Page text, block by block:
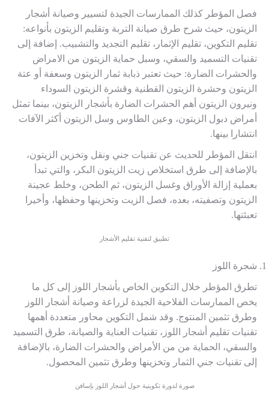
فصل المؤطر كذلك الممارسات الجيدة لتسيير وصيانة أشجار
الزيتون، حيث شرح طرق صيانة التربة وتقليم الزيتون بأنواعه:
تقليم التكوين، تقليم الإثمار، تقليم التجديد والتشبيب. إضافة إلى
تقنيات التسميد والسقي، وسبل حماية الزيتون من الامراض
والحشرات الضارة: حيث تعتبر ذبابة ثمار الزيتون وسعفة أو عتة
الزيتون وحشرة الزيتون القطنية وقشرة الزيتون السوداء
ونيرون الزيتون أهم الحشرات الضارة بأشجار الزيتون، بينما تمثل
أمراض دبول الزيتون، وعين الطاوس وسل الزيتون أكثر الآفات
انتشارا بينها.
انتقل المؤطر للحديث عن تقنيات جني ونقل وتخزين الزيتون،
بالإضافة إلى طرق استخلاص زيت الزيتون البكر، والتي تبدأ
بعملية إزالة الأوراق وغسل الزيتون، ثم الطحن، وخلط عجينة
الزيتون وتصفيته، بعده، فصل الزيت وتخزينها وحفظها، وأخيرا
تعبئتها.
تطبيق لتقنية تقليم الأشجار
شجرة اللوز
تطرق المؤطر خلال التكوين الخاص بأشجار اللوز إلى كل ما
يخص الممارسات الفلاحية الجيدة لزراعة وصيانة أشجار اللوز
وطرق تثمين المنتوج. وقد شمل التكوين محاور متعددة أهمها
تقنيات تقليم أشجار اللوز، تقنيات العناية والصيانة، طرق التسميد
والسقي، الحماية من من الأمراض والحشرات الضارة، بالإضافة
إلى تقنيات جني الثمار وتخزينها وطرق تثمين المحصول.
صورة لدورة تكوينية حول أشجار اللوز بإسافن